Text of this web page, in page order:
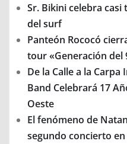
Sr. Bikini celebra
del surf
Panteón Rococó
tour «Generación del
De la Calle a la
Band Celebrará 17
Oeste
El fenómeno de
segundo concierto en